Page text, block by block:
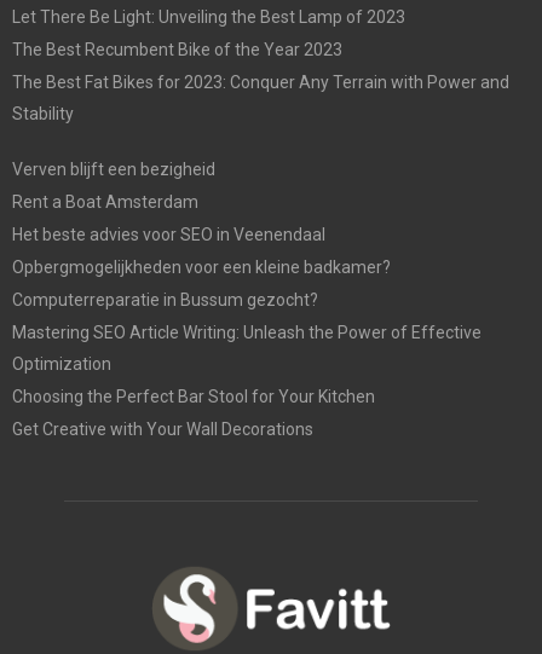
Let There Be Light: Unveiling the Best Lamp of 2023
The Best Recumbent Bike of the Year 2023
The Best Fat Bikes for 2023: Conquer Any Terrain with Power and
Stability
Verven blijft een bezigheid
Rent a Boat Amsterdam
Het beste advies voor SEO in Veenendaal
Opbergmogelijkheden voor een kleine badkamer?
Computerreparatie in Bussum gezocht?
Mastering SEO Article Writing: Unleash the Power of Effective
Optimization
Choosing the Perfect Bar Stool for Your Kitchen
Get Creative with Your Wall Decorations